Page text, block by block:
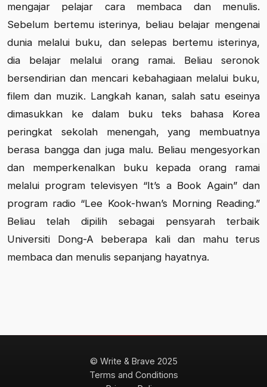
mengajar pelajar cara membaca dan menulis.
Sebelum bertemu isterinya, beliau belajar mengenai
dunia melalui buku, dan selepas bertemu isterinya,
dia belajar melalui orang ramai. Beliau seronok
bersendirian dan mencari kebahagiaan melalui buku,
filem dan muzik. Langkah kanan, salah satu eseinya
dimasukkan ke dalam buku teks bahasa Korea
peringkat sekolah menengah, yang membuatnya
berasa bangga dan juga malu. Beliau mengesyorkan
dan memperkenalkan buku kepada orang ramai
melalui program televisyen “It’s a Book Again” dan
program radio “Lee Kook-hwan’s Morning Reading.”
Beliau telah dipilih sebagai pensyarah terbaik
Universiti Dong-A beberapa kali dan mahu terus
membaca dan menulis sepanjang hayatnya.
© Write & Brave 2025
Terms and Conditions